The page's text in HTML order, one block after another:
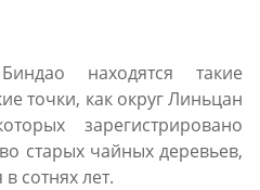
находятся такие
точки, как округ Линьцан
зарегистрировано
старых чайных деревьев,
сотнях лет.